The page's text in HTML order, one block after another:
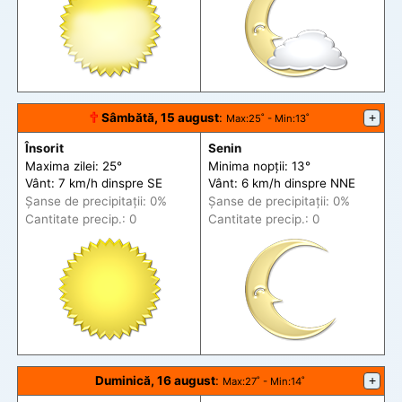
🕆 Sâmbătă, 15 august: Max:25˚ - Min:13˚ +
Însorit
Maxima zilei: 25°
Vânt: 7 km/h dinspre SE
Șanse de precipitații: 0%
Cantitate precip.: 0
Senin
Minima nopții: 13°
Vânt: 6 km/h dinspre NNE
Șanse de precipitații: 0%
Cantitate precip.: 0
Duminică, 16 august: Max:27˚ - Min:14˚ +